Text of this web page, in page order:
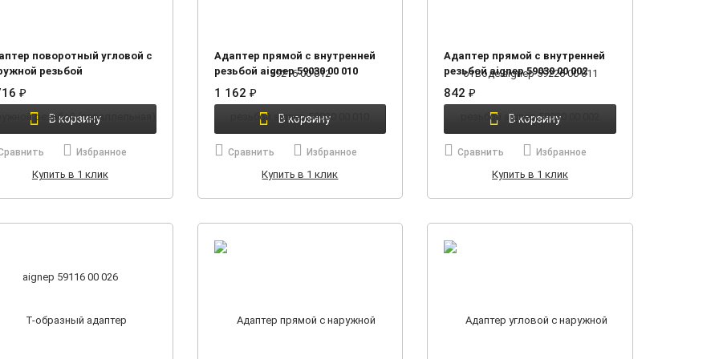
поворотный угловой с
резьбой
aignep 59116 00
₽
В корзину
Избранное
Купить в 1 клик
Адаптер прямой с внутренней
резьбой aignep 59030 00 010
1 162 ₽
В корзину
Сравнить Избранное
Купить в 1 клик
Адаптер прямой с внутренней
резьбой aignep 59030 00 002
842₽
В корзину
Сравнить Избранное
Купить в 1 клик